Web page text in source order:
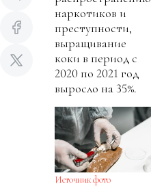
наркотиков и
преступности,
выращивание
коки в период с
2020 по 2021 год
выросло на 35%.
Источник фото